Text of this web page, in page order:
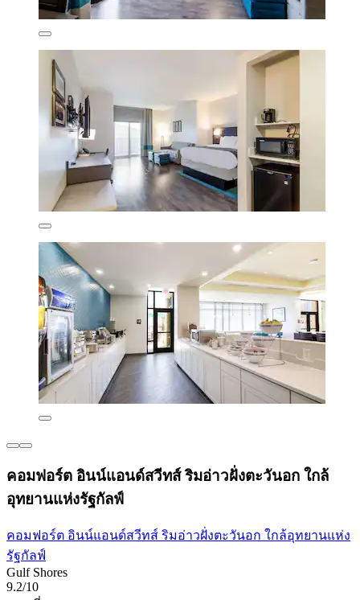
คอมฟอร์ต อินน์แอนด์สวีทส์ ริมอ่าวฝั่งตะวันอก ใกล้
อุทยานแห่งรัฐกัลฟ์
คอมฟอร์ต อินน์แอนด์สวีทส์ ริมอ่าวฝั่งตะวันอก ใกล้อุทยานแห่ง
รัฐกัลฟ์
Gulf Shores
9.2/10